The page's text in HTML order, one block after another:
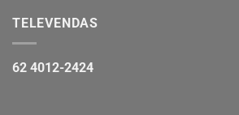
TELEVENDAS
62 4012-2424